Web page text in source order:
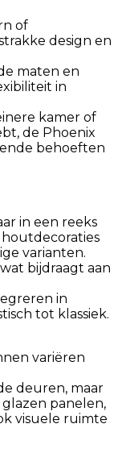
of
design en
maten en
in
kamer of
de Phoenix
behoeften
in een reeks
varianten.
bijdraagt aan
in
tot klassiek.
variëren
deuren, maar
panelen,
visuele ruimte